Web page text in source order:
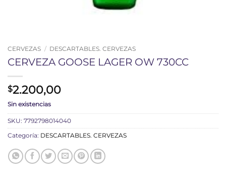
CERVEZAS / DESCARTABLES. CERVEZAS
CERVEZA GOOSE LAGER OW 730CC
$2.200,00
Sin existencias
SKU: 7792798014040
Categoría: DESCARTABLES. CERVEZAS